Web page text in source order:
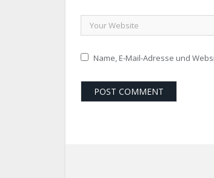
Name, E-Mail-Adresse und